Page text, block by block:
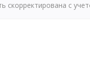
скорректирована с